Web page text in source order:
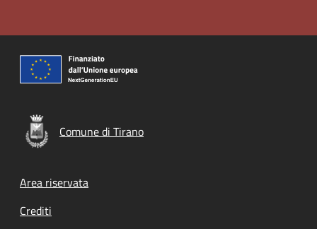
Comune di Tirano
Footer menu
Area riservata
Crediti